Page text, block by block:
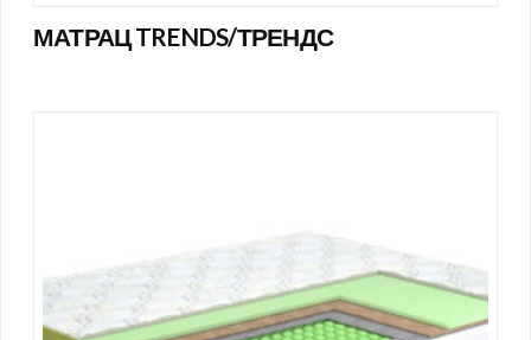
МАТРАЦ TRENDS/ТРЕНДС